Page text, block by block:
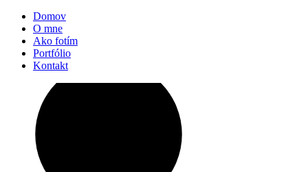
Domov
O mne
Ako fotím
Portfólio
Kontakt